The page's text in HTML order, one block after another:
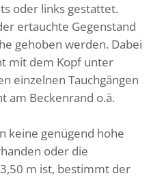
oder links gestattet.
ertauchte Gegenstand
gehoben werden. Dabei
mit dem Kopf unter
einzelnen Tauchgängen
am Beckenrand o.ä.
keine genügend hohe
oder die
m ist, bestimmt der